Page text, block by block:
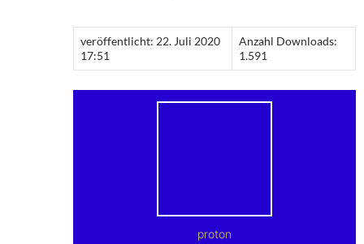
veröffentlicht: 22. Juli 2020
17:51
Anzahl Downloads:
1.591